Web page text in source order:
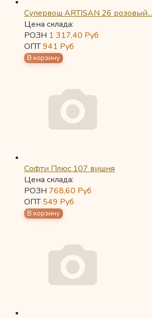
Супервош ARTISAN 26 розовый...
Цена склада:
РОЗН 1 317,40 Руб
ОПТ941 Руб
Софти Плюс 107 вишня
Цена склада:
РОЗН 768,60 Руб
ОПТ549 Руб